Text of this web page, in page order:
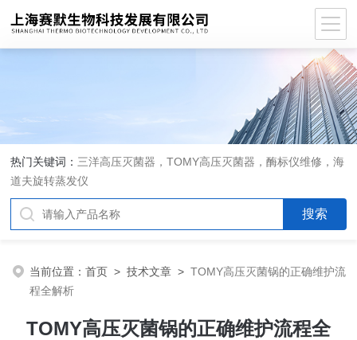
热门关键词： 三洋高压灭菌器，TOMY高压灭菌器，酶标仪维修，海
道夫旋转蒸发仪
当前位置：首页 >技术文章 >TOMY高压灭菌锅的正确维护流
程全解析
TOMY高压灭菌锅的正确维护流程全